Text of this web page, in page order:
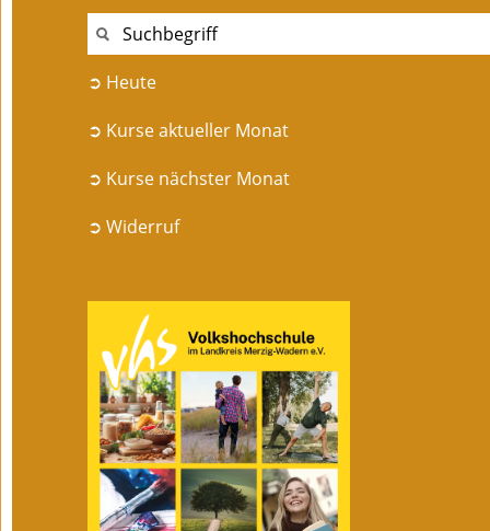
➲ Heute
➲ Kurse aktueller Monat
➲ Kurse nächster Monat
➲ Widerruf